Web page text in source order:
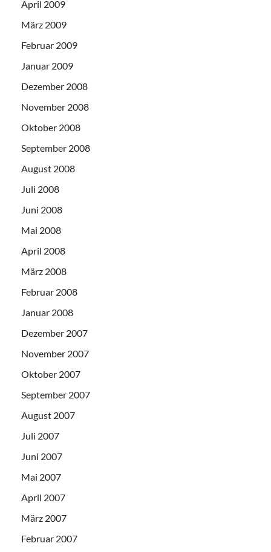
April 2009
März 2009
Februar 2009
Januar 2009
Dezember 2008
November 2008
Oktober 2008
September 2008
August 2008
Juli 2008
Juni 2008
Mai 2008
April 2008
März 2008
Februar 2008
Januar 2008
Dezember 2007
November 2007
Oktober 2007
September 2007
August 2007
Juli 2007
Juni 2007
Mai 2007
April 2007
März 2007
Februar 2007